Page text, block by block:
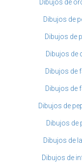
Dibujos de
Dibujos de
Dibujos de
Dibujos de
Dibujos de
Dibujos de
Dibujos de
Dibujos de
Dibujos de
Dibujos de